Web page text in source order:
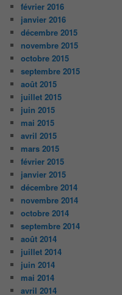
février 2016
janvier 2016
décembre 2015
novembre 2015
octobre 2015
septembre 2015
août 2015
juillet 2015
juin 2015
mai 2015
avril 2015
mars 2015
février 2015
janvier 2015
décembre 2014
novembre 2014
octobre 2014
septembre 2014
août 2014
juillet 2014
juin 2014
mai 2014
avril 2014